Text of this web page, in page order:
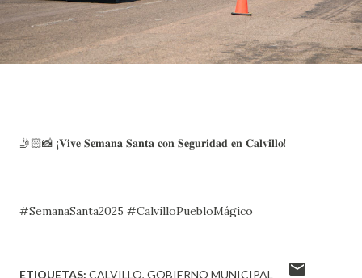
🤳🏻📸 ¡𝐕𝐢𝐯𝐞 𝐒𝐞𝐦𝐚𝐧𝐚 𝐒𝐚𝐧𝐭𝐚 𝐜𝐨𝐧 𝐒𝐞𝐠𝐮𝐫𝐢𝐝𝐚𝐝 𝐞𝐧 𝐂𝐚𝐥𝐯𝐢𝐥𝐥𝐨!
#SemanaSanta2025 #CalvilloPuebloMágico
ETIQUETAS: CALVILLO GOBIERNO MUNICIPAL